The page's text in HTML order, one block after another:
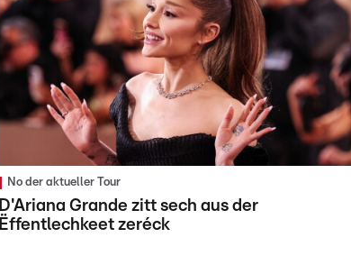
No der aktueller Tour
D'Ariana Grande zitt sech aus der
Ëffentlechkeet zeréck